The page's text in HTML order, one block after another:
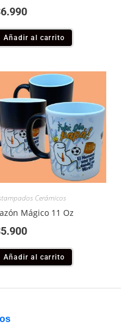
6.990
Añadir al carrito
Cerámicos
Mágico 11 Oz
5.900
Añadir al carrito